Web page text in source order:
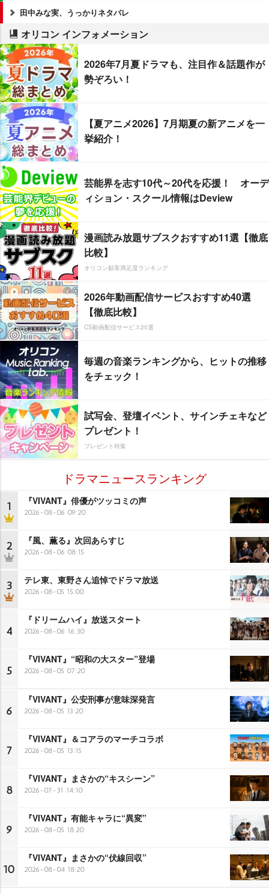
田中みな実、うっかりネタバレ
オリコン インフォメーション
2026年7月夏ドラマも、注目作＆話題作が
勢ぞろい！
【夏アニメ2026】7月期夏の新アニメを一
挙紹介！
芸能界を志す10代～20代を応援！ オーデ
ィション・スクール情報はDeview
漫画読み放題サブスクおすすめ11選【徹底
比較】
オリコン顧客満足度ランキング
2026年動画配信サービスおすすめ40選
【徹底比較】
CS動画配信サービス20選
毎週の音楽ランキングから、ヒットの推移
をチェック！
試写会、登壇イベント、サインチェキなど
プレゼント！
プレゼント特集
ドラマニュースランキング
1 『VIVANT』俳優がツッコミの声
2026-08-06 09:20
2 『風、薫る』次回あらすじ
2026-08-06 08:15
3 テレ東、東野さん追悼でドラマ放送
2026-08-05 15:00
4
『ドリームハイ』放送スタート
2026-08-06 16:30
5
『VIVANT』“昭和の大スター”登場
2026-08-05 07:20
6
『VIVANT』公安刑事が意味深発言
2026-08-05 13:20
7
『VIVANT』＆コアラのマーチコラボ
2026-08-05 13:15
8
『VIVANT』まさかの“キスシーン”
2026-07-31 14:10
9
『VIVANT』有能キャラに“異変”
2026-08-05 18:20
10
『VIVANT』まさかの“伏線回収”
2026-08-04 18:20